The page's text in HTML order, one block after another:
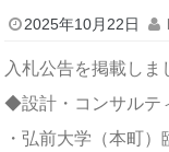
2025年10月22日
入札公告を掲載しま
◆設計・コンサルテ
・弘前大学（本町